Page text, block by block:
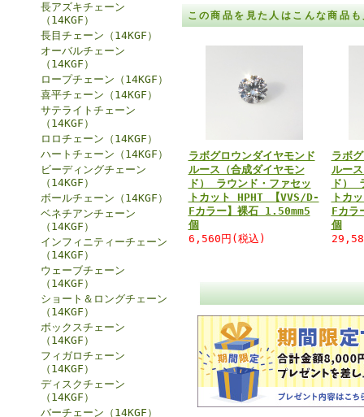
長アズキチェーン
（14KGF）
長目チェーン（14KGF）
オーバルチェーン
（14KGF）
ロープチェーン（14KGF）
喜平チェーン（14KGF）
サテライトチェーン
（14KGF）
ロロチェーン（14KGF）
ハートチェーン（14KGF）
ビーディングチェーン
（14KGF）
ボールチェーン（14KGF）
ベネチアンチェーン
（14KGF）
インフィニティーチェーン
（14KGF）
ウェーブチェーン
（14KGF）
ショート＆ロングチェーン
（14KGF）
ボックスチェーン
（14KGF）
フィガロチェーン
（14KGF）
ディスクチェーン
（14KGF）
バーチェーン（14KGF）
この商品を見た人はこんな商品
ラボグロウンダイヤモンド
ルース（合成ダイヤモン
ド） ラウンド・ファセッ
トカット HPHT 【VVS/D-
Fカラー】裸石 1.50mm5
個
6,560円(税込)
ラボ
ルー
ド）
トカ
Fカラ
個